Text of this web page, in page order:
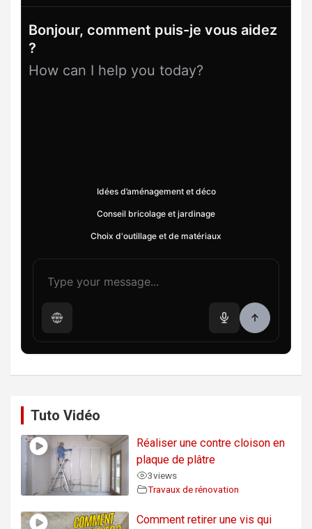
Bonjour, comment puis-je vous aidez
?
How can I help you today?
Idées d’aménagement et déco
Conseil bricolage et jardinage
Choix d'outillage et de matériaux
Tuto Vidéo
Réaliser une contre cloison en
plaque de plâtre
3views
Travaux de rénovation
Comment retirer une vis qui